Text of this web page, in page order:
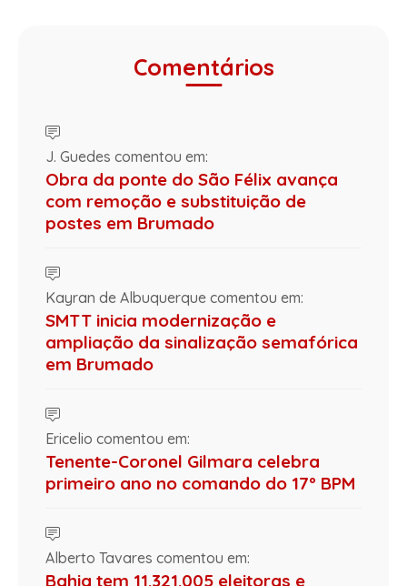
Comentários
J. Guedes comentou em:
Obra da ponte do São Félix avança
com remoção e substituição de
postes em Brumado
Kayran de Albuquerque comentou em:
SMTT inicia modernização e
ampliação da sinalização semafórica
em Brumado
Ericelio comentou em:
Tenente-Coronel Gilmara celebra
primeiro ano no comando do 17º BPM
Alberto Tavares comentou em:
Bahia tem 11.321.005 eleitoras e